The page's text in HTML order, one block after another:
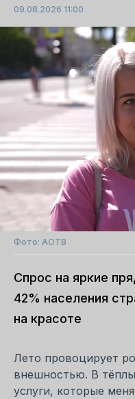
09.08.2026 11:00
Фото: АОТВ
Спрос на яркие
42% населения
на красоте
Лето провоцирует
внешностью. В
услуги, которые